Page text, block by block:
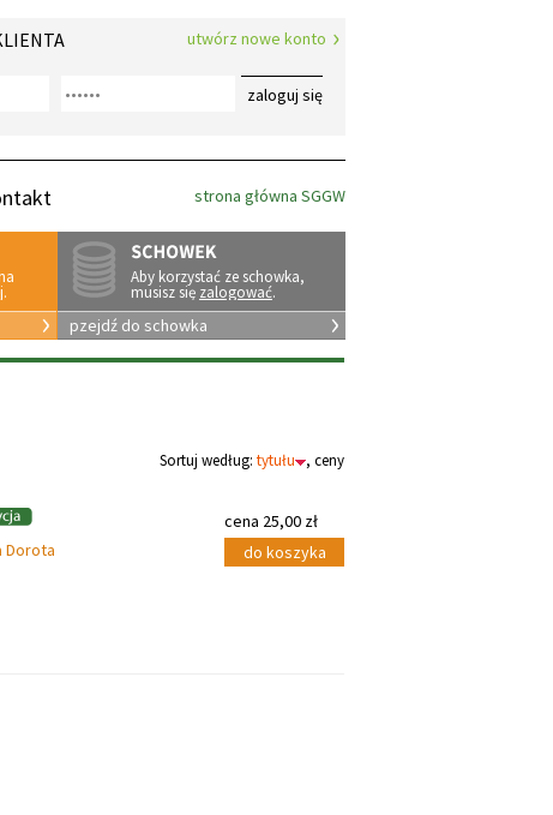
utwórz nowe konto
zaloguj się
strona główna SGGW
Aby korzystać ze schowka,
musisz się zalogować.
pzejdź do schowka
Sortuj według: tytułu , ceny
Dorota
cena 25,00 zł
do koszyka